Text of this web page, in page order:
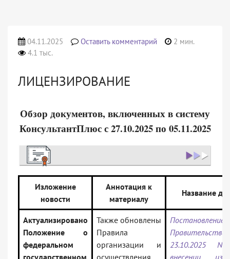
04.11.2025 Оставить комментарий
2 мин.
4.1 тыс.
ЛИЦЕНЗИРОВАНИЕ
Обзор документов, включенных в систему
КонсультантПлюс с 27.10.2025 по 05.11.2025
Изложение
новости
Аннотация к
материалу
Название
Актуализировано
Положение о
федеральном
Также обновлены
Правила
организации и
Постановление
23.10.2025